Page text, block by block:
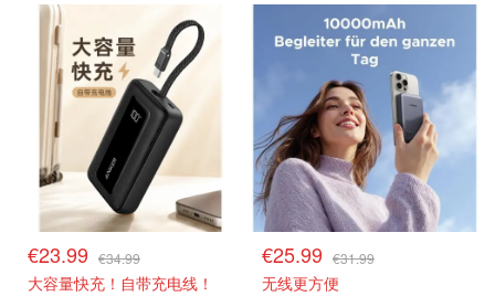
€23.99 €34.99
大容量快充！自带充电线！
€25.99 €31.99
无线更方便